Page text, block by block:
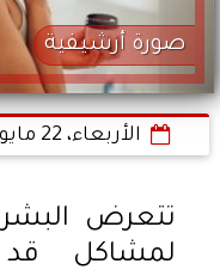
صورة أرشيفية
الأربعاء، 22 مايو 2024
تتعرض
لمشاكل قد